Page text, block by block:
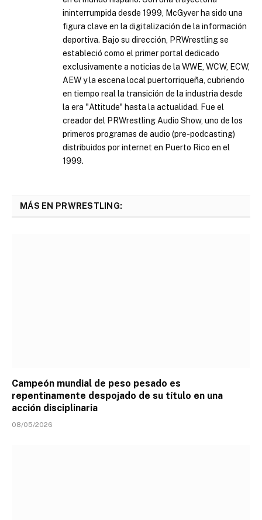
ininterrumpida desde 1999, McGyver ha sido una
figura clave en la digitalización de la información
deportiva. Bajo su dirección, PRWrestling se
estableció como el primer portal dedicado
exclusivamente a noticias de la WWE, WCW, ECW,
AEW y la escena local puertorriqueña, cubriendo
en tiempo real la transición de la industria desde
la era "Attitude" hasta la actualidad. Fue el
creador del PRWrestling Audio Show, uno de los
primeros programas de audio (pre-podcasting)
distribuidos por internet en Puerto Rico en el
1999.
MÁS EN PRWRESTLING:
Campeón mundial de peso pesado es
repentinamente despojado de su título en una
acción disciplinaria
08/05/2026